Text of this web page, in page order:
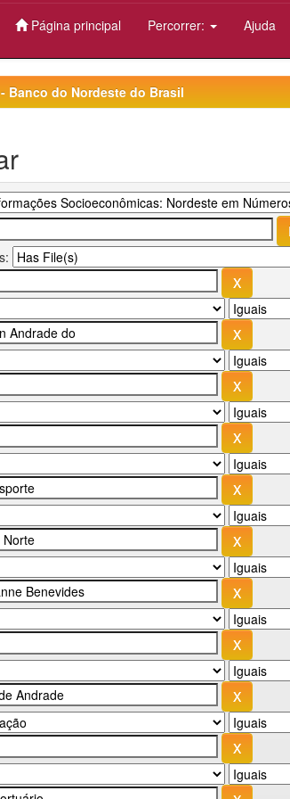
Página principal Percorrer: Ajuda
Banco do Nordeste do Brasil